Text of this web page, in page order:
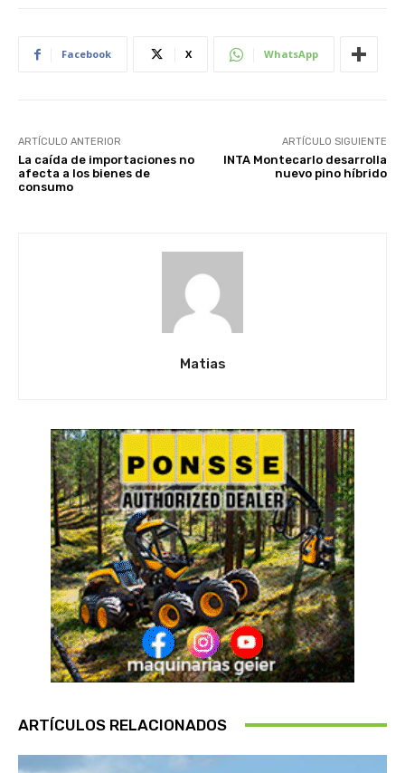
Facebook X WhatsApp
ARTÍCULO ANTERIOR
La caída de importaciones no
afecta a los bienes de
consumo
ARTÍCULO SIGUIENTE
INTA Montecarlo desarrolla
nuevo pino híbrido
Matias
ARTÍCULOS RELACIONADOS